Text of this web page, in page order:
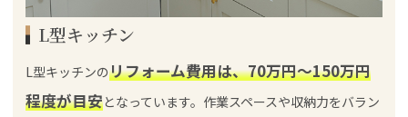
L型キッチン
L型キッチンのリフォーム費用は、70万円～150万円
程度が目安となっています。作業スペースや収納力をバラン